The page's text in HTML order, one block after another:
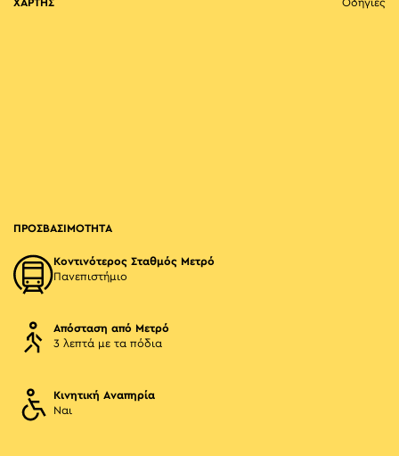
ΧΑΡΤΗΣ Οδηγίες
ΠΡΟΣΒΑΣΙΜΟΤΗΤΑ
Κοντινότερος Σταθμός Μετρό
Πανεπιστήμιο
Απόσταση από Μετρό
3 λεπτά με τα πόδια
Κινητική Αναπηρία
Ναι